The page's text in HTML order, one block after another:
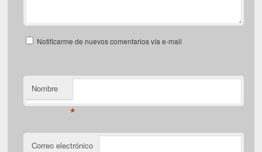
Notificarme de nuevos comentarios vía e-mail
Nombre
*
Correo electrónico